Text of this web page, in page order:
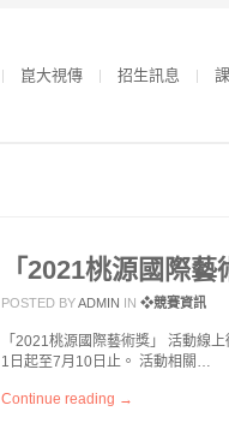
崑大視傳 招生訊息
「2021桃源國際藝
POSTED BYADMIN IN ❖競賽資訊
「2021桃源國際藝術獎」 活動線
1日起至7月10日止。 活動相關…
Continue reading →